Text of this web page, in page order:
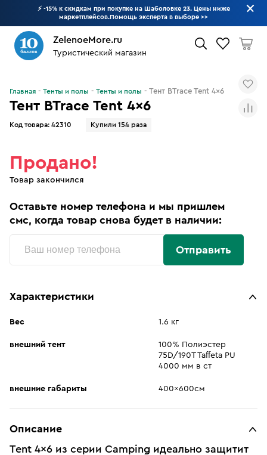
⚡ -15% к скидкам при покупке на Шаболовке 23. Цены ниже
маркетплейсов.Помощь эксперта в выборе >>
ZelenoeMore.ru
Туристический магазин
Тент BTrace Tent 4x6
Код товара: 42310 Купили 154 раза
Главная Тенты и полы Тенты и полы Тент BTrace Tent 4x6
Продано!
Товар закончился
Оставьте номер телефона и мы пришлем
смс, когда товар снова будет в наличии:
Отправить
Характеристики
Вес 1.6 кг
внешний тент
100% Полиэстер
75D/190T Taffeta PU
4000 мм в ст
внешние габариты 400x600см
Описание
Tent 4x6 из серии Camping идеально защитит